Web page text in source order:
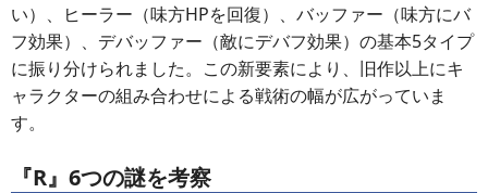
い）、ヒーラー（味方HPを回復）、バッファー（味方にバ
フ効果）、デバッファー（敵にデバフ効果）の基本5タイプ
に振り分けられました。この新要素により、旧作以上にキ
ャラクターの組み合わせによる戦術の幅が広がっていま
す。
『R』6つの謎を考察